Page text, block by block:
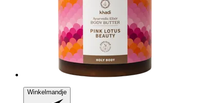
Winkelmandje